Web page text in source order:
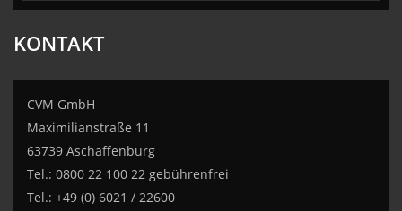
KONTAKT
CVM GmbH
Maximilianstraße 11
63739 Aschaffenburg
Tel.: 0800 22 100 22 gebührenfrei
Tel.: +49 (0) 6021 / 22600